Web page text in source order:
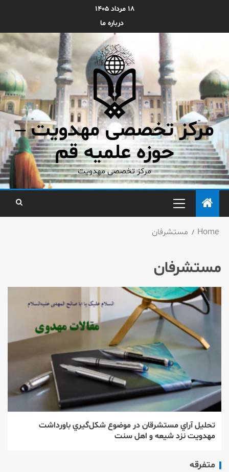
۱۸ مرداد ۱۴۰۵
درباره ما
مرکز تخصصی مهدویت –
حوزه علمیه قم
مرکز تخصصی مهدویت
Home مستشرفان
مستشرفان
تحليل آراي مستشرقان در موضوع شكل‌گيري باورداشت
مهدويت نزد شيعه و اهل سنت
متفرقه